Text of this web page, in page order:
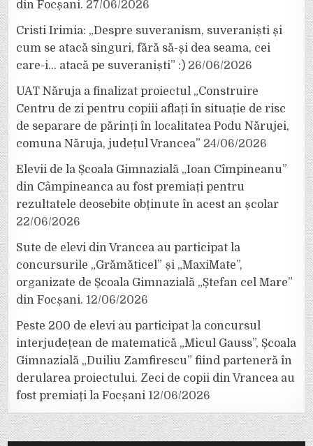
din Focșani. 27/06/2026
Cristi Irimia: „Despre suveranism, suveraniști și
cum se atacă singuri, fără să-și dea seama, cei
care-i… atacă pe suveraniști” :) 26/06/2026
UAT Năruja a finalizat proiectul „Construire
Centru de zi pentru copiii aflați în situație de risc
de separare de părinți în localitatea Podu Nărujei,
comuna Năruja, județul Vrancea” 24/06/2026
Elevii de la Școala Gimnazială „Ioan Cîmpineanu”
din Câmpineanca au fost premiați pentru
rezultatele deosebite obținute în acest an școlar
22/06/2026
Sute de elevi din Vrancea au participat la
concursurile „Grămăticel” și „MaxiMate”,
organizate de Școala Gimnazială „Ștefan cel Mare”
din Focșani. 12/06/2026
Peste 200 de elevi au participat la concursul
interjudețean de matematică „Micul Gauss”, Școala
Gimnazială „Duiliu Zamfirescu” fiind parteneră în
derularea proiectului. Zeci de copii din Vrancea au
fost premiați la Focșani 12/06/2026